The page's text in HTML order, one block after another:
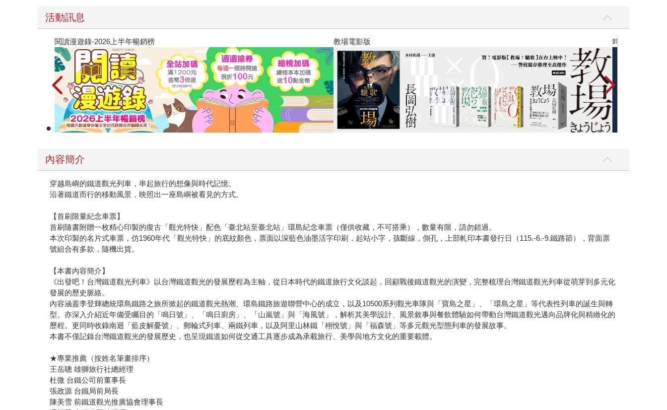
活動訊息
閱讀漫遊錄-2026上半年暢銷榜 教場電影版 時報經典展69折
內容簡介
穿越島嶼的鐵道觀光列車，串起旅行的想像與時代記憶。
沿著鐵道而行的移動風景，映照出一座島嶼被看見的方式。
【首刷限量紀念車票】
首刷隨書附贈一枚精心印製的復古「觀光特快」配色「臺北站至臺北站」環島紀念車票（僅供收藏，不可搭乘），數量有限，請勿錯過。
本次印製的名片式車票，仿1960年代「觀光特快」的底紋顏色，票面以深藍色油墨活字印刷，起站小字，孩斷線，側孔，上部軋印本書發行日（115.-6.-9.鐵路節），背面票
號組合有多款，隨機出貨。
【本書內容簡介】
《出發吧！台灣鐵道觀光列車》以台灣鐵道觀光的發展歷程為主軸，從日本時代的鐵道旅行文化談起，回顧戰後鐵道觀光的演變，完整梳理台灣鐵道觀光列車從萌芽到多元化
發展的歷史脈絡。
內容涵蓋李登輝總統環島鐵路之旅所掀起的鐵道觀光熱潮、環島鐵路旅遊聯營中心的成立，以及10500系列觀光車隊與「寶島之星」、「環島之星」等代表性列車的誕生與轉
型。亦深入介紹近年備受矚目的「鳴日號」、「鳴日廚房」、「山嵐號」與「海風號」，解析其美學設計、風景敘事與餐飲體驗如何帶動台灣鐵道觀光邁向品牌化與精緻化的
歷程。更同時收錄南迴「藍皮解憂號」、郵輪式列車、兩鐵列車，以及阿里山林鐵「栩悅號」與「福森號」等多元觀光型態列車的發展故事。
本書不僅記錄台灣鐵道觀光的發展歷史，也呈現鐵道如何從交通工具逐步成為承載旅行、美學與地方文化的重要載體。
★專業推薦（按姓名筆畫排序）
王岳聰 雄獅旅行社總經理
杜微 台鐵公司前董事長
張政源 台鐵局前局長
陳美雪 前鐵道觀光推廣協會理事長